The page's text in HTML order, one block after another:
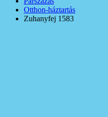
Otthon-háztartás
Zuhanyfej 1583